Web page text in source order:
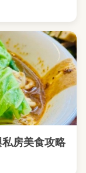
房美食攻略